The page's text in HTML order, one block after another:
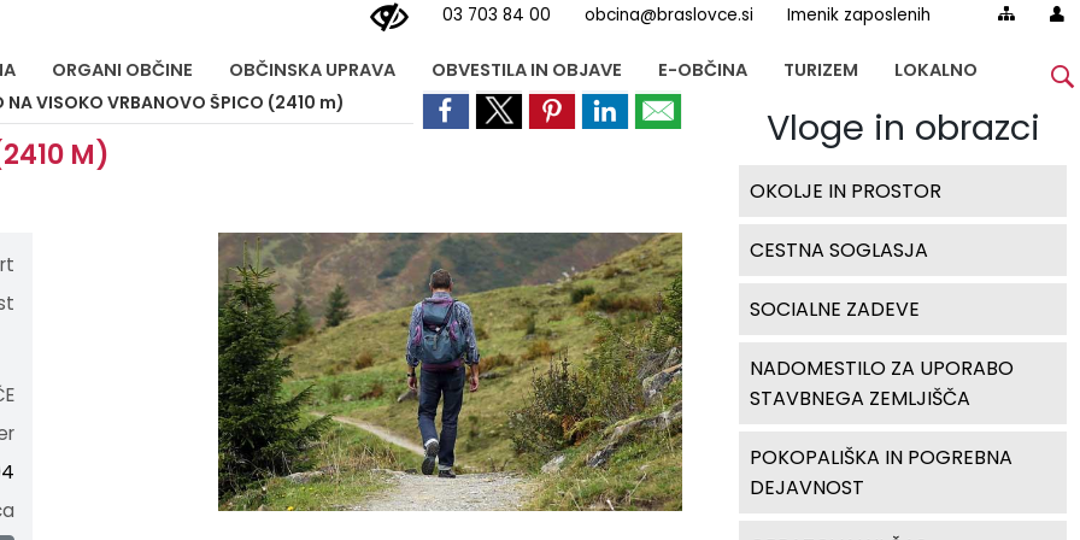
03 703 84 00 obcina@braslovce.si Imenik zaposlenih
ORGANI OBČINE OBČINSKA UPRAVA OBVESTILA IN OBJAVE E-OBČINA TURIZEM
LOKALNO
NA VISOKO VRBANOVO ŠPICO (2410 m)
M)
Vloge in obrazci
OKOLJE IN PROSTOR
CESTNA SOGLASJA
SOCIALNE ZADEVE
NADOMESTILO ZA UPORABO
STAVBNEGA ZEMLJIŠČA
POKOPALIŠKA IN POGREBNA
DEJAVNOST